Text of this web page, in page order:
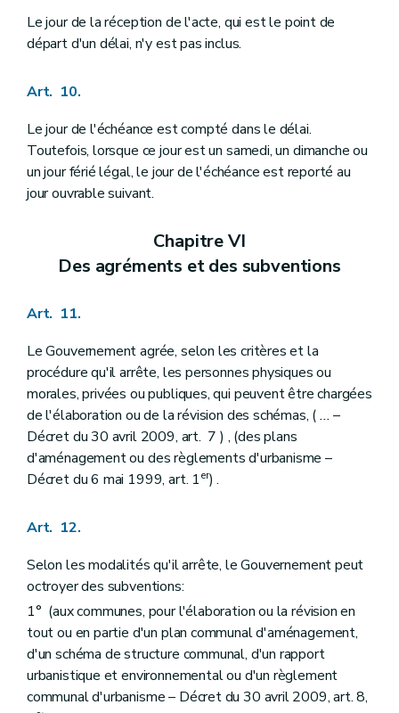
Art. 255/10
Section IV De l'octroi d'une subvention pour l'élaboration ou la révision totale d'un plan communal d'aménagement
Section V De l'octroi d'une subvention pour l'élaboration d'une étude d'incidences relative à un projet de plan communal d'aménagement
Art. 255/15
Art. 255/16
Art. 255/17
Art. 255/18
Art. 255/20
Art. 255/21
Art. 255/22
Art. 255/25
Art. 255/26
Section (VIII - AGW du 17 juillet 2003, art. 1
Art. 255/ 27 – AGW du 17 juillet 2003, art 1
Chapitre premierquater
(Des Maisons de l'Urbanisme, de la Maison régionale de l'architecture et de l'urbanisme et de la Maison des plus beaux villages de Wallonie – AGW du 15 mai 2008, art. 4, 1°) - De leur mission - De leur agrément - Des subventions
Art. 256/1
Art. 256/2
Art. 256/3
Art. 256/4
Art. 257/3
Art. 257/4
Art. 257/6
Chapitre II Du réseau des principales infrastructures de transport d'énergies au sens de l'article 23, alinéa 2.
Art. 259/3
Chapitre III De l'exécution de l'article 34, alinéa 2
Art. 260
Art. 261
Le jour de la réception de l'acte, qui est le point de
départ d'un délai, n'y est pas inclus.
Art. 10.
Le jour de l'échéance est compté dans le délai.
Toutefois, lorsque ce jour est un samedi, un dimanche ou
un jour férié légal, le jour de l'échéance est reporté au
jour ouvrable suivant.
Chapitre VI
Des agréments et des subventions
Art. 11.
Le Gouvernement agrée, selon les critères et la
procédure qu'il arrête, les personnes physiques ou
morales, privées ou publiques, qui peuvent être chargées
de l'élaboration ou de la révision des schémas, (...–
Décret du 30 avril 2009, art. 7 ) , (des plans
d'aménagement ou des règlements d'urbanisme –
Décret du 6 mai 1999, art. 1er) .
Art. 12.
Selon les modalités qu'il arrête, le Gouvernement peut
octroyer des subventions:
1° (aux communes, pour l'élaboration ou la révision en
tout ou en partie d'un plan communal d'aménagement,
d'un schéma de structure communal, d'un rapport
urbanistique et environnemental ou d'un règlement
communal d'urbanisme – Décret du 30 avril 2009, art. 8,